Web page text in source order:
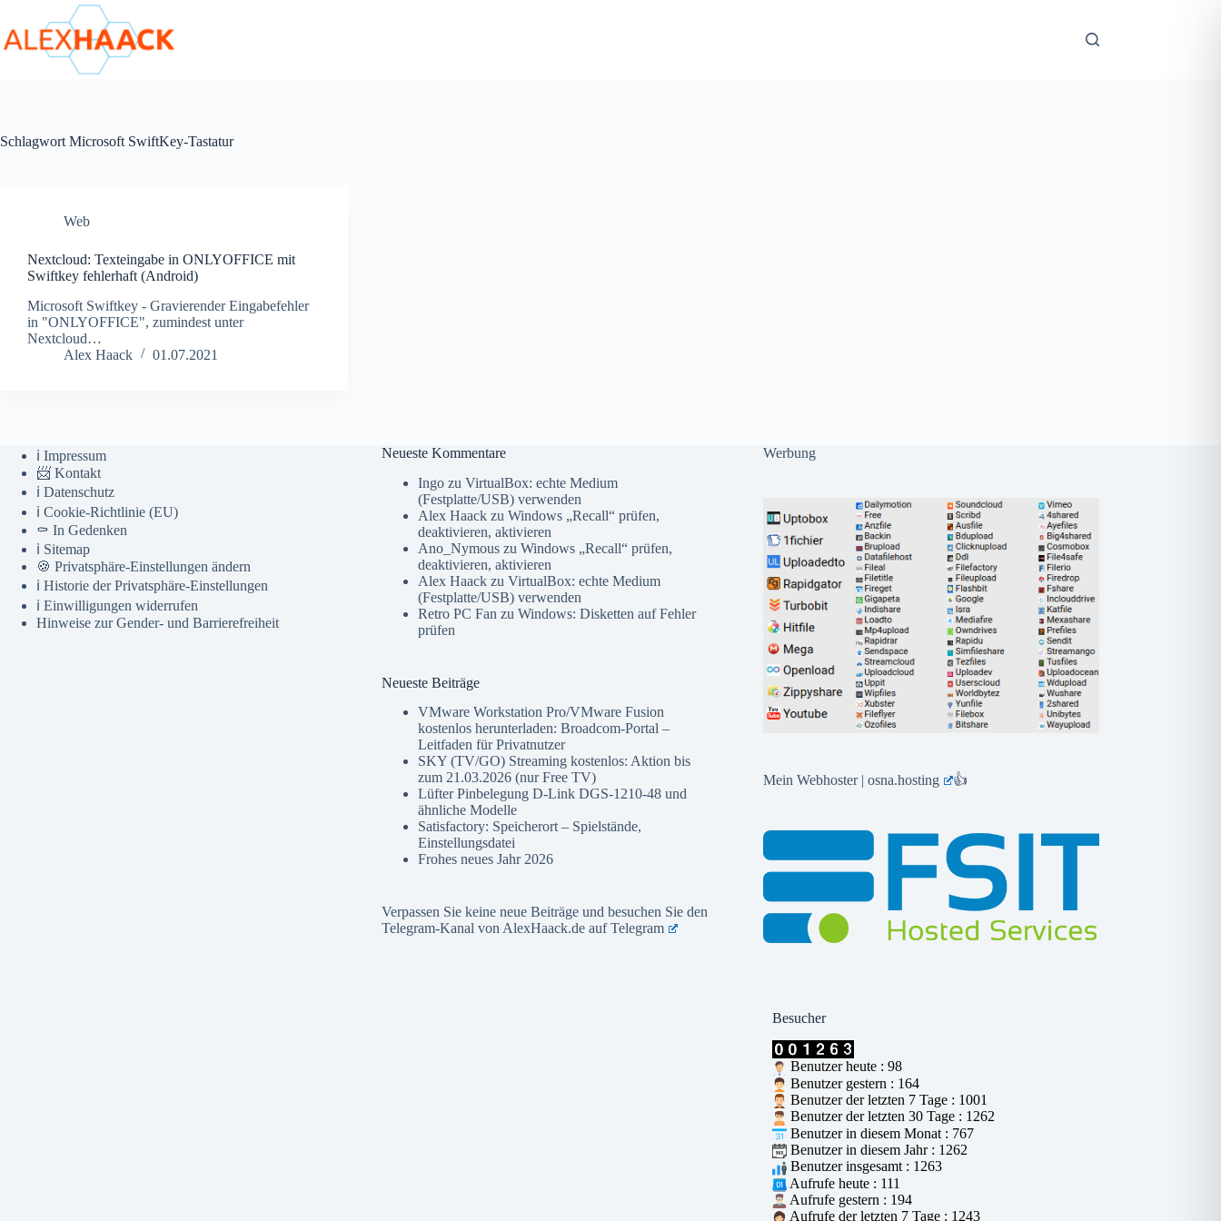
springen
Schlagwort Microsoft SwiftKey-Tastatur
Web
Nextcloud: Texteingabe in ONLYOFFICE mit
Swiftkey fehlerhaft (Android)
Microsoft Swiftkey - Gravierender Eingabefehler
in "ONLYOFFICE", zumindest unter
Nextcloud…
Alex Haack
01.07.2021
ℹ️ Impressum
📨 Kontakt
ℹ️ Datenschutz
ℹ️ Cookie-Richtlinie (EU)
⚰️ In Gedenken
ℹ️ Sitemap
🍪 Privatsphäre-Einstellungen ändern
ℹ️ Historie der Privatsphäre-Einstellungen
ℹ️ Einwilligungen widerrufen
Hinweise zur Gender- und Barrierefreiheit
Neueste Kommentare
Ingozu VirtualBox: echte Medium
(Festplatte/USB) verwenden
Alex Haackzu Windows „Recall“ prüfen,
deaktivieren, aktivieren
Ano_Nymouszu Windows „Recall“ prüfen,
deaktivieren, aktivieren
Alex Haackzu VirtualBox: echte Medium
(Festplatte/USB) verwenden
Retro PC Fan zu Windows: Disketten auf Fehler
prüfen
Neueste Beiträge
VMware Workstation Pro/VMware Fusion
kostenlos herunterladen: Broadcom-Portal –
Leitfaden für Privatnutzer
SKY (TV/GO) Streaming kostenlos: Aktion bis
zum 21.03.2026 (nur Free TV)
Lüfter Pinbelegung D-Link DGS-1210-48 und
ähnliche Modelle
Satisfactory: Speicherort – Spielstände,
Einstellungsdatei
Frohes neues Jahr 2026
Verpassen Sie keine neue Beiträge und besuchen Sie den
Telegram-Kanal von AlexHaack.de aufTelegram
Werbung
Mein Webhoster | osna.hosting 👍
Besucher
Benutzer heute : 98
Benutzer gestern : 164
Benutzer der letzten 7 Tage : 1001
Benutzer der letzten 30 Tage : 1262
Benutzer in diesem Monat : 767
Benutzer in diesem Jahr : 1262
Benutzer insgesamt : 1263
Aufrufe heute : 111
Aufrufe gestern : 194
Aufrufe der letzten 7 Tage : 1243